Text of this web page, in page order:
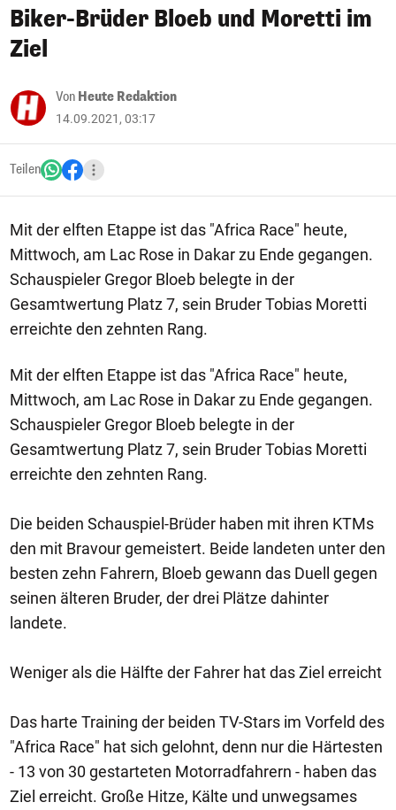
Biker-Brüder Bloeb und Moretti im
Ziel
Von Heute Redaktion
14.09.2021, 03:17
Teilen
Mit der elften Etappe ist das "Africa Race" heute,
Mittwoch, am Lac Rose in Dakar zu Ende gegangen.
Schauspieler Gregor Bloeb belegte in der
Gesamtwertung Platz 7, sein Bruder Tobias Moretti
erreichte den zehnten Rang.
Mit der elften Etappe ist das "Africa Race" heute,
Mittwoch, am Lac Rose in Dakar zu Ende gegangen.
Schauspieler Gregor Bloeb belegte in der
Gesamtwertung Platz 7, sein Bruder Tobias Moretti
erreichte den zehnten Rang.
Die beiden Schauspiel-Brüder haben mit ihren KTMs
den mit Bravour gemeistert. Beide landeten unter den
besten zehn Fahrern, Bloeb gewann das Duell gegen
seinen älteren Bruder, der drei Plätze dahinter
landete.
Weniger als die Hälfte der Fahrer hat das Ziel erreicht
Das harte Training der beiden TV-Stars im Vorfeld des
"Africa Race" hat sich gelohnt, denn nur die Härtesten
- 13 von 30 gestarteten Motorradfahrern - haben das
Ziel erreicht. Große Hitze, Kälte und unwegsames